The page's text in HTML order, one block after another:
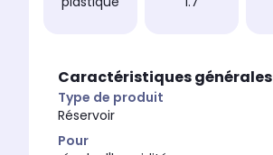
Caractéristiques générales
Type de produit
Réservoir
Pour